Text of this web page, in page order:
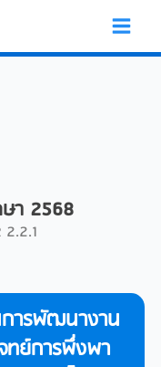
า 2568
การพัฒนางาน
ทย์การพึ่งพา